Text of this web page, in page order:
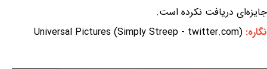
جایزه‌ای دریافت نکرده است.
نگاره: Universal Pictures (Simply Streep - twitter.com)